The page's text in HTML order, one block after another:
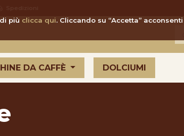
DA CAFFÈ DOLCIUMI
più clicca qui. Cliccando su “Accetta”